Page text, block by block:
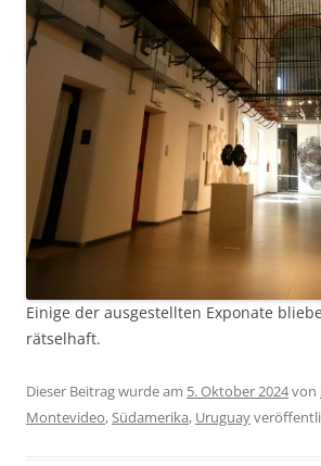
Einige der ausgestellten Exponate
rätselhaft.
Dieser Beitrag wurde am 5. Oktober 2024von
Montevideo,Südamerika, Uruguay